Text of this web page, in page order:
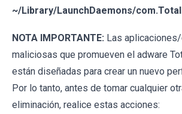
~/Library/LaunchDaemons/
NOTA IMPORTANTE: Las
maliciosas que promueven el adware
están diseñadas para crear un nuevo
Por lo tanto, antes de tomar cualquier
eliminación, realice estas acciones: